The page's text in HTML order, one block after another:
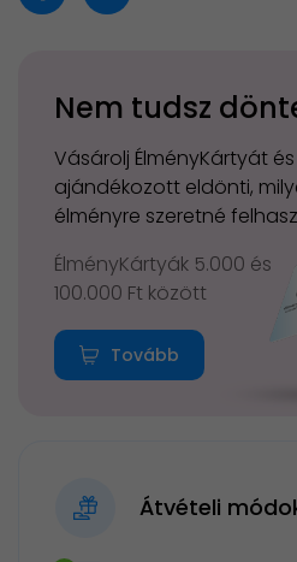
Nem tudsz
Vásárolj ÉlményKártyát
ajándékozott eldönti,
élményre szeretné
ÉlményKártyák 5.000 és
100.000 Ft között
Tovább
Átvételi